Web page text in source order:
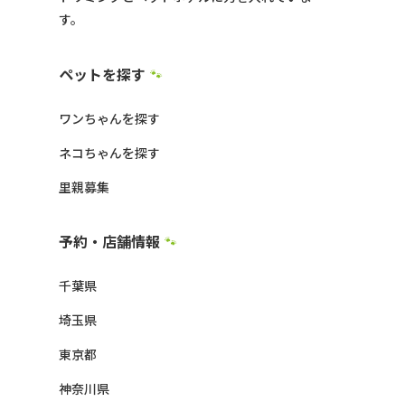
す。
ペットを探す 🐾
ワンちゃんを探す
ネコちゃんを探す
里親募集
予約・店舗情報 🐾
千葉県
埼玉県
東京都
神奈川県